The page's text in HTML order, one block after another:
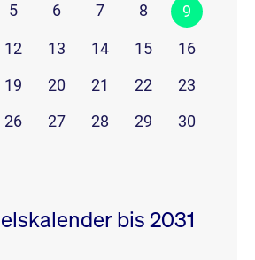
5 6 7 8 9
12 13 14 15
16
19 20 21 22
23
26 27 28 29
30
bis 2031